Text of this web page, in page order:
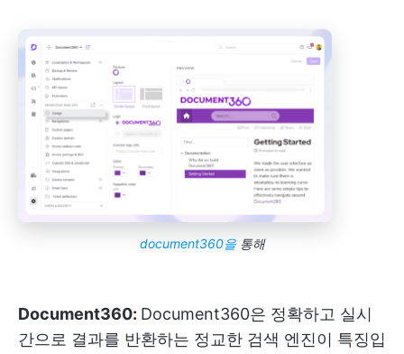
document360을통해
Document360: Document360은 정확하고 실시
간으로 결과를 반환하는 정교한 검색 엔진이 특징입